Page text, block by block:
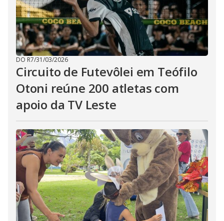
DO R7/31/03/2026
Circuito de Futevôlei em Teófilo
Otoni reúne 200 atletas com
apoio da TV Leste